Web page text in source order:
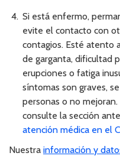
Si está enfermo,
evite el contacto con
contagios. Esté atento
de garganta, dificultad
erupciones o fatiga
síntomas son graves,
personas o no
consulte la sección
atención médica en el
Nuestra información y